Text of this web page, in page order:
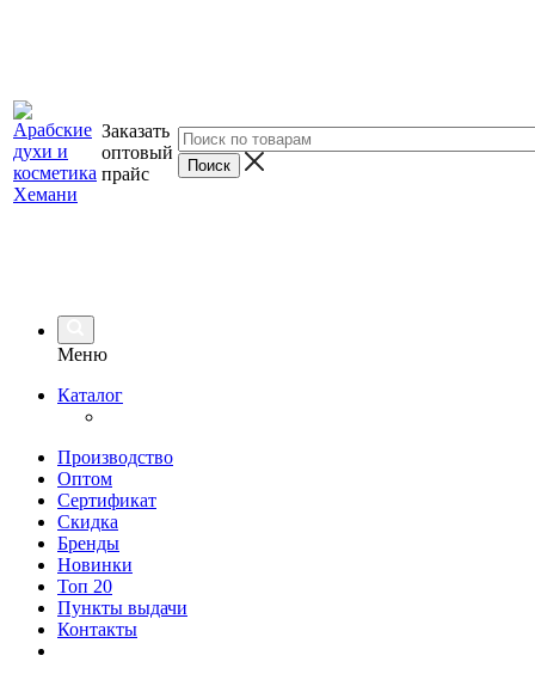
Заказать
оптовый
прайс
Меню
Каталог
Производство
Оптом
Сертификат
Скидка
Бренды
Новинки
Топ 20
Пункты выдачи
Контакты